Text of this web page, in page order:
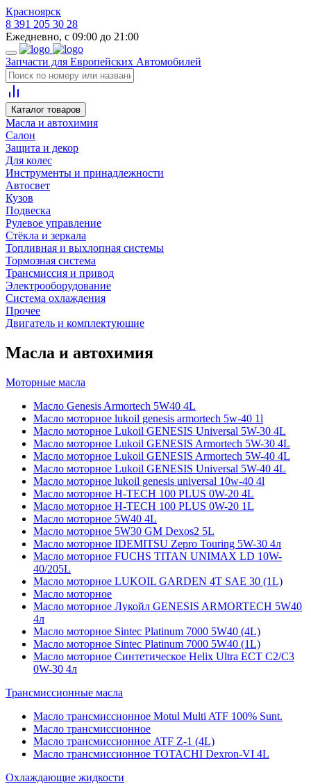
Красноярск
8 391 205 30 28
Ежедневно, с 09:00 до 21:00
Запчасти для Европейских Автомобилей
Каталог товаров
Масла и автохимия
Салон
Защита и декор
Для колес
Инструменты и принадлежности
Автосвет
Кузов
Подвеска
Рулевое управление
Стёкла и зеркала
Топливная и выхлопная системы
Тормозная система
Трансмиссия и привод
Электрооборудование
Система охлаждения
Прочее
Двигатель и комплектующие
Масла и автохимия
Моторные масла
Масло Genesis Armortech 5W40 4L
Масло моторное lukoil genesis armortech 5w-40 1l
Масло моторное Lukoil GENESIS Universal 5W-30 4L
Масло моторное Lukoil GENESIS Armortech 5W-30 4L
Масло моторное Lukoil GENESIS Armortech 5W-40 4L
Масло моторное Lukoil GENESIS Universal 5W-40 4L
Масло моторное lukoil genesis universal 10w-40 4l
Масло моторное H-TECH 100 PLUS 0W-20 4L
Масло моторное H-TECH 100 PLUS 0W-20 1L
Масло моторное 5W40 4L
Масло моторное 5W30 GM Dexos2 5L
Масло моторное IDEMITSU Zepro Touring 5W-30 4л
Масло моторное FUCHS TITAN UNIMAX LD 10W-
40/205L
Масло моторное LUKOIL GARDEN 4Т SAE 30 (1L)
Масло моторное
Масло моторное Лукойл GENESIS ARMORTECH 5W40
4л
Масло моторное Sintec Platinum 7000 5W40 (4L)
Масло моторное Sintec Platinum 7000 5W40 (1L)
Масло моторное Синтетическое Helix Ultra ECT C2/C3
0W-30 4л
Трансмиссионные масла
Масло трансмиссионное Motul Multi ATF 100% Sunt.
Масло трансмиссионное
Масло трансмиссионное ATF Z-1 (4L)
Масло трансмиссионное TOTACHI Dexron-VI 4L
Охлаждающие жидкости